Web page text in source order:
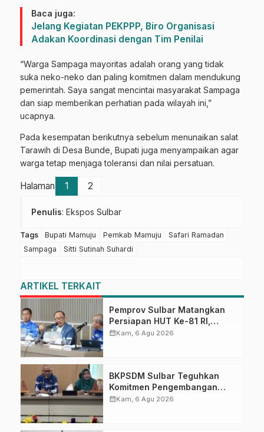
Baca juga:
Jelang Kegiatan PEKPPP, Biro Organisasi
Adakan Koordinasi dengan Tim Penilai
“Warga Sampaga mayoritas adalah orang yang tidak
suka neko-neko dan paling komitmen dalam mendukung
pemerintah. Saya sangat mencintai masyarakat Sampaga
dan siap memberikan perhatian pada wilayah ini,”
ucapnya.
Pada kesempatan berikutnya sebelum menunaikan salat
Tarawih di Desa Bunde, Bupati juga menyampaikan agar
warga tetap menjaga toleransi dan nilai persatuan.
Halaman 1 2
Penulis: Ekspos Sulbar
Tags Bupati Mamuju Pemkab Mamuju
Safari Ramadan
Sampaga
Sitti Sutinah Suhardi
ARTIKEL TERKAIT
Pemprov Sulbar Matangkan
Persiapan HUT Ke-81 RI,
Puncak Upacara di Lapangan
calendar_monthKam, 6 Agu 2026
BKPSDM Sulbar Teguhkan
Komitmen Pengembangan
Kompetensi ASN melalui
calendar_monthKam, 6 Agu 2026